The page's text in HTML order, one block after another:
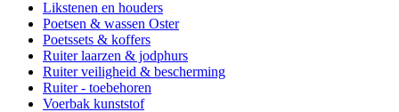
Likstenen en houders
Poetsen & wassen Oster
Poetssets & koffers
Ruiter laarzen & jodphurs
Ruiter veiligheid & bescherming
Ruiter - toebehoren
Voerbak kunststof